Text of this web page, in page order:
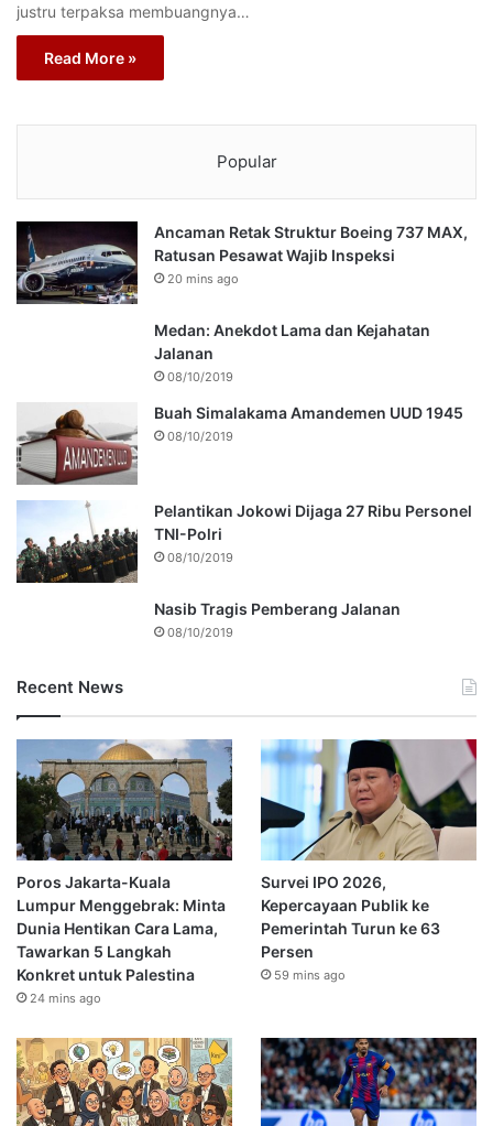
justru terpaksa membuangnya…
Read More »
Popular
Ancaman Retak Struktur Boeing 737 MAX,
Ratusan Pesawat Wajib Inspeksi
20 mins ago
Medan: Anekdot Lama dan Kejahatan
Jalanan
08/10/2019
Buah Simalakama Amandemen UUD 1945
08/10/2019
Pelantikan Jokowi Dijaga 27 Ribu Personel
TNI-Polri
08/10/2019
Nasib Tragis Pemberang Jalanan
08/10/2019
Recent News
Poros Jakarta-Kuala
Lumpur Menggebrak: Minta
Dunia Hentikan Cara Lama,
Tawarkan 5 Langkah
Konkret untuk Palestina
24 mins ago
Survei IPO 2026,
Kepercayaan Publik ke
Pemerintah Turun ke 63
Persen
59 mins ago